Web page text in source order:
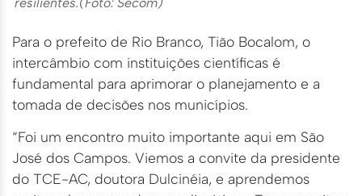
Para o prefeito de Rio Branco, Tião Bocalom, o
intercâmbio com instituições científicas é
fundamental para aprimorar o planejamento e a
tomada de decisões nos municípios.
“Foi um encontro muito importante aqui em São
José dos Campos. Viemos a convite da presidente
do TCE-AC, doutora Dulcinéia, e aprendemos